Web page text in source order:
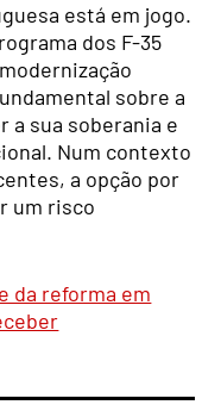
está em jogo.
dos F-35
sobre a
a sua soberania e
Num contexto
a opção por
um risco
da reforma em